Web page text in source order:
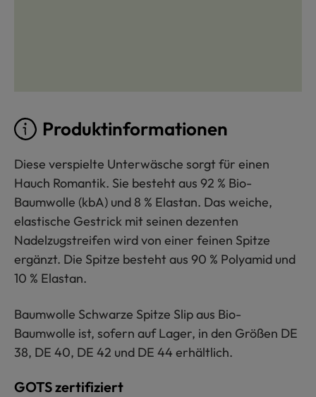
Produktinformationen
Diese verspielte Unterwäsche sorgt für einen
Hauch Romantik. Sie besteht aus 92 % Bio-
Baumwolle (kbA) und 8 % Elastan. Das weiche,
elastische Gestrick mit seinen dezenten
Nadelzugstreifen wird von einer feinen Spitze
ergänzt. Die Spitze besteht aus 90 % Polyamid und
10 % Elastan.
Baumwolle Schwarze Spitze Slip aus Bio-
Baumwolle ist, sofern auf Lager, in den Größen DE
38, DE 40, DE 42 und DE 44 erhältlich.
GOTS zertifiziert